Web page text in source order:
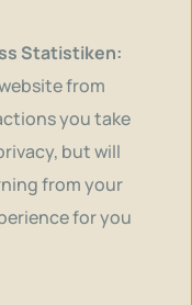
Statistiken:
from
you take
but will
from your
for you